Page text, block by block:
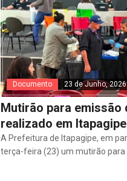
Documento 23 de Junho, 2026
Mutirão para emissão
realizado em Itapagipe
A Prefeitura de Itapagipe, em
terça-feira (23) um mutirão para